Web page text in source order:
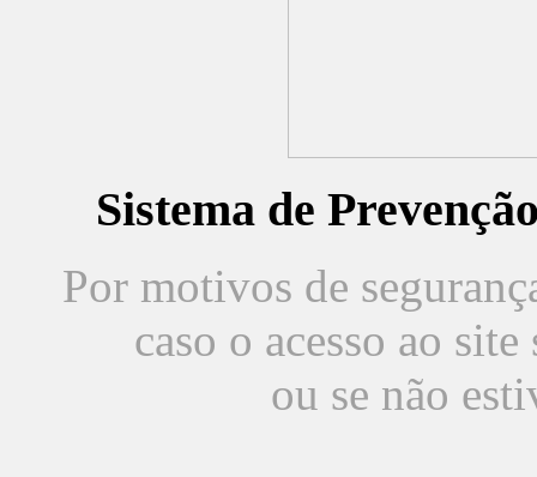
Sistema de
Por motivos de
caso o acesso ao
ou se não